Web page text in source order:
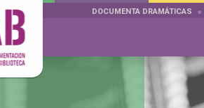
DOCUMENTA DRAMÁTICAS